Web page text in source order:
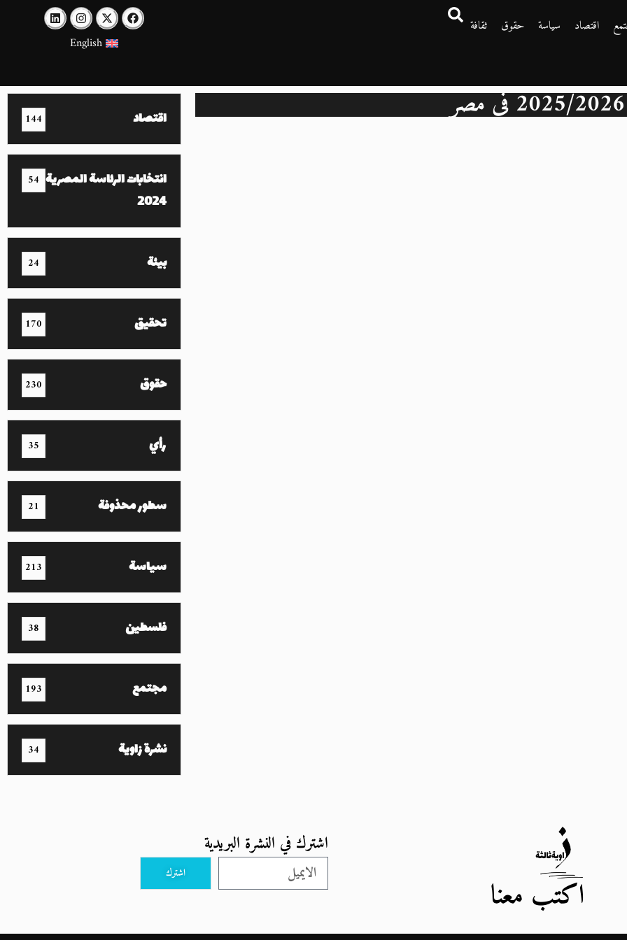
اقتصاد سياسة حقوق
ثقافة
English
اقتصاد 144
انتخابات الرئاسة المصرية
2024
54
بيئة 24
تحقيق 170
حقوق 230
رأي 35
سطور محذوفة 21
سياسة 213
فلسطين 38
مجتمع 193
نشرة زاوية 34
اكتب معنا
اشترك في النشرة البريدية
اشترك